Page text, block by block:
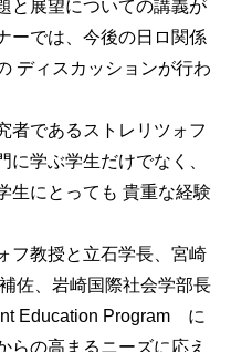
と展望についての講義が
ーでは、今後の日ロ関係
ディスカッションが行わ
者であるストレリツォフ
学ぶ学生だけでなく、
生にとっても 貴重な経験
フ教授と立石学長、宮崎
佐、岩崎国際社会学部長
Education Program に
らの高まるニーズに応え